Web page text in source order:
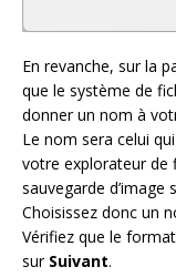
En revanche, sur la
que le système de
donner un nom à
Le nom sera celui
votre explorateur de
sauvegarde d’image
Choisissez donc un
Vérifiez que le
sur Suivant.